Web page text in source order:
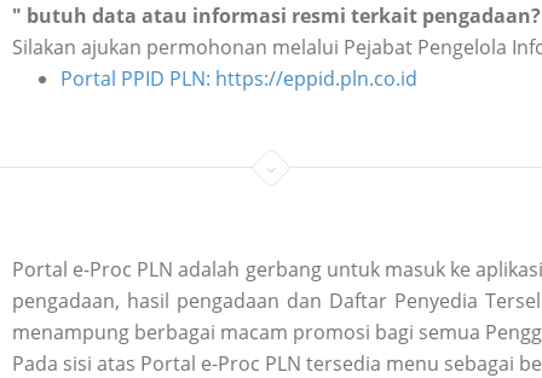
" butuh data atau informasi resmi terkait
Silakan ajukan permohonan melalui Pejabat Pengelola
Portal PPID PLN: https://eppid.pln.co.id
Portal e-Proc PLN adalah gerbang untuk masuk ke
pengadaan, hasil pengadaan dan Daftar Penyedia
menampung berbagai macam promosi bagi semua
Pada sisi atas Portal e-Proc PLN tersedia menu sebagai